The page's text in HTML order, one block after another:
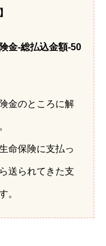
金-総払込金額-50
金のところに解
命保険に支払っ
送られてきた支
。